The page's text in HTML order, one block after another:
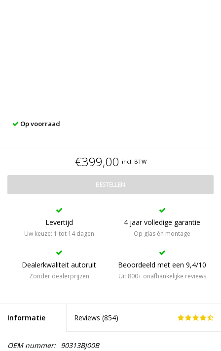
Op voorraad
€399,00 incl. BTW
BESTELLEN
Levertijd
Uw keuze: 1 tot 14 dagen
4 jaar volledige garantie
Op glas én montage
Dealerkwaliteit autoruit
Zonder dealerprijzen
Beoordeeld met een 9,4/10
Uit 800+ onafhankelijke reviews
Informatie Reviews (854)
OEM nummer: 90313BJ00B